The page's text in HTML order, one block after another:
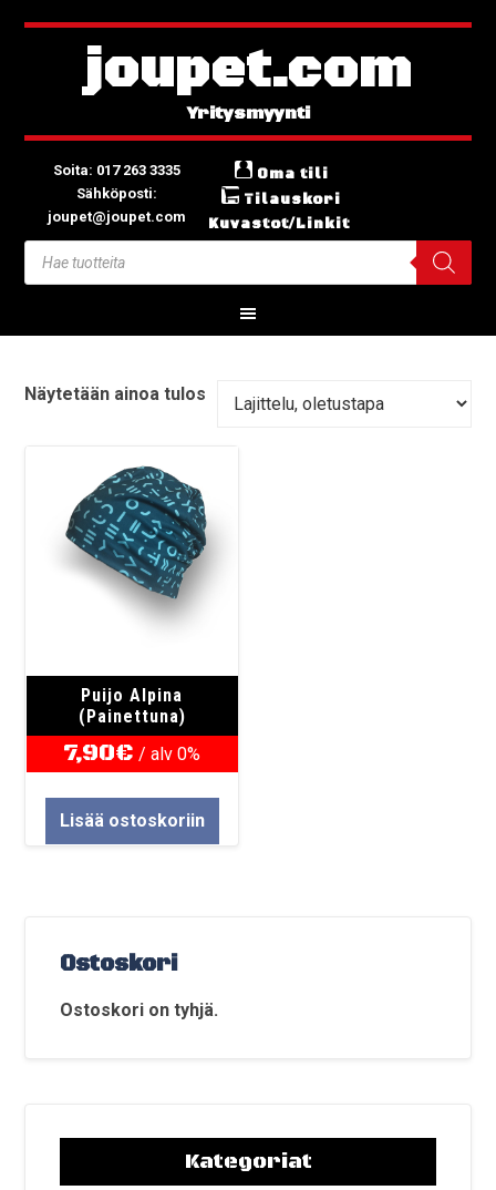
joupet.com
Soita: 017 263 3335
Sähköposti:
joupet@joupet.com
Oma tili
Tilauskori
Kuvastot/Linkit
Näytetään ainoa tulos
Puijo Alpina
(Painettuna)
7,90€ / alv 0%
Lisää ostoskoriin
Ostoskori
Ostoskori on tyhjä.
Kategoriat